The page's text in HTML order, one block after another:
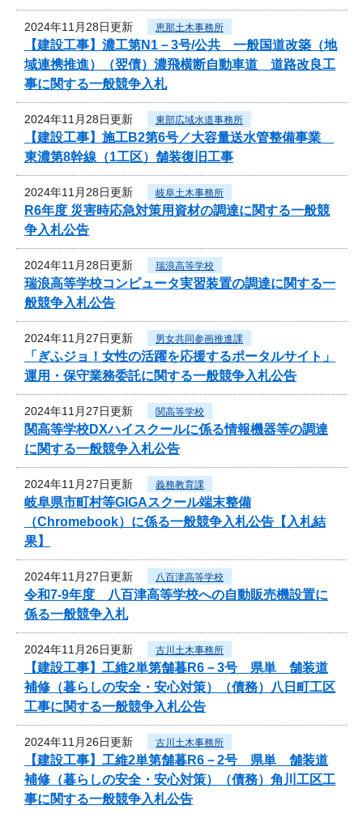
2024年11月28日更新 恵那土木事務所
【建設工事】濃工第N1－3号/公共 一般国道改築（地
域連携推進）（翌債）濃飛横断自動車道 道路改良工
事に関する一般競争入札
2024年11月28日更新 東部広域水道事務所
【建設工事】施工B2第6号／大容量送水管整備事業
東濃第8幹線（1工区）舗装復旧工事
2024年11月28日更新 岐阜土木事務所
R6年度 災害時応急対策用資材の調達に関する一般競
争入札公告
2024年11月28日更新 瑞浪高等学校
瑞浪高等学校コンピュータ実習装置の調達に関する一
般競争入札公告
2024年11月27日更新 男女共同参画推進課
「ぎふジョ！女性の活躍を応援するポータルサイト」
運用・保守業務委託に関する一般競争入札公告
2024年11月27日更新 関高等学校
関高等学校DXハイスクールに係る情報機器等の調達
に関する一般競争入札公告
2024年11月27日更新 義務教育課
岐阜県市町村等GIGAスクール端末整備
（Chromebook）に係る一般競争入札公告【入札結
果】
2024年11月27日更新 八百津高等学校
令和7-9年度 八百津高等学校への自動販売機設置に
係る一般競争入札
2024年11月26日更新 古川土木事務所
【建設工事】工維2単第舗暮R6－3号 県単 舗装道
補修（暮らしの安全・安心対策）（債務）八日町工区
工事に関する一般競争入札公告
2024年11月26日更新 古川土木事務所
【建設工事】工維2単第舗暮R6－2号 県単 舗装道
補修（暮らしの安全・安心対策）（債務）角川工区工
事に関する一般競争入札公告